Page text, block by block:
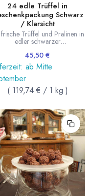
24 edle Trüffel in
Schwarz
/ Klarsicht
Trüffel und Pralinen in
edler schwarzer
Klarsichtdecekl. Hergestellt in
Handarbeit von Kiki's
Pralinenwelt.
45,50 €
ab Mitte
( 119,74€ / 1 kg )